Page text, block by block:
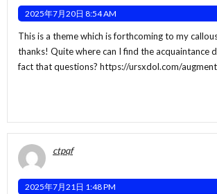
2025年7月20日 8:54 AM
This is a theme which is forthcoming to my
thanks! Quite where can I find the acquaintance
fact that questions? https://ursxdol.com/
ctpqf
2025年7月21日 1:48 PM